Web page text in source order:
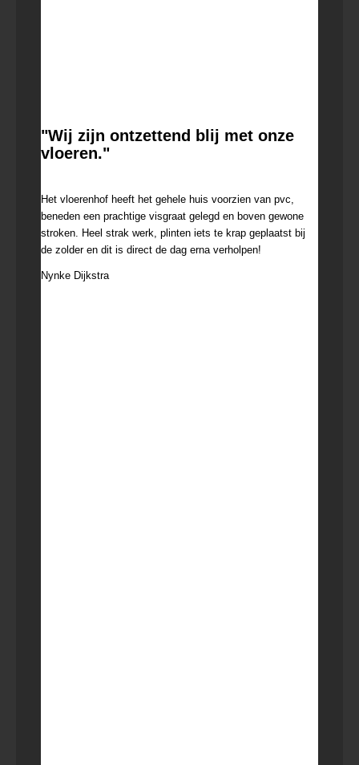
"Wij zijn ontzettend blij met onze
vloeren."
Het vloerenhof heeft het gehele huis voorzien van pvc,
beneden een prachtige visgraat gelegd en boven gewone
stroken. Heel strak werk, plinten iets te krap geplaatst bij
de zolder en dit is direct de dag erna verholpen!
Nynke Dijkstra